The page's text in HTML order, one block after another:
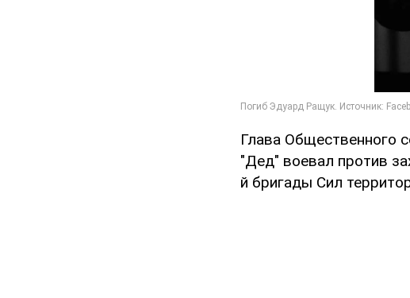
Глава Общественного
"Дед" воевал против
й бригады Сил